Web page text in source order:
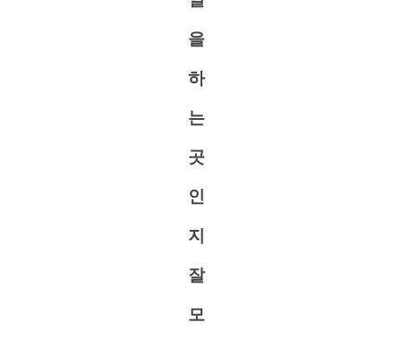
을
하
는
곳
인
지
잘
모